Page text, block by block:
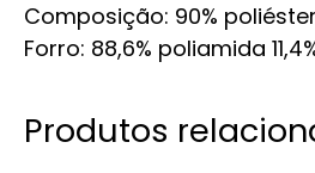
Composição: 90%
Forro: 88,6% poliamida
Produtos